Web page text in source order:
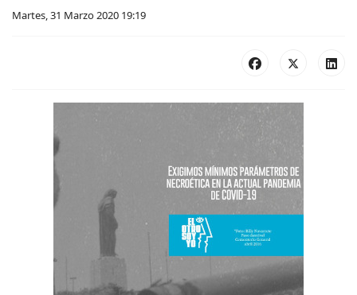
Martes, 31 Marzo 2020 19:19